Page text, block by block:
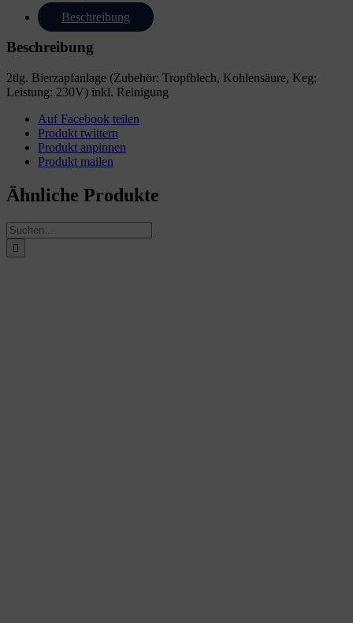
Beschreibung
Beschreibung
2tlg. Bierzapfanlage (Zubehör: Tropfblech, Kohlensäure, Keg;
Leistung: 230V) inkl. Reinigung
Auf Facebook teilen
Produkt twittern
Produkt anpinnen
Produkt mailen
Ähnliche Produkte
Suche
nach: